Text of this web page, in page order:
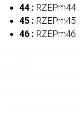
44 : RZEPm44
45 : RZEPm45
46 : RZEPm46